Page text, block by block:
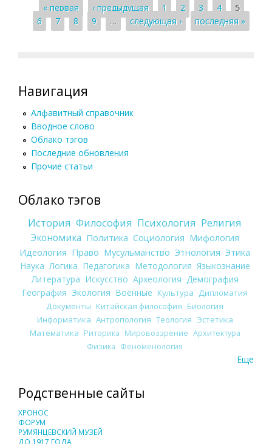
Страницы
« первая ‹ предыдущая 1 2 3 4
5
6
7 8 9 … следующая › последняя »
Навигация
Алфавитный справочник
Вводное слово
Облако тэгов
Последние обновления
Прочие статьи
Облако тэгов
История Философия Психология Религия
Экономика Политика Социология Мифология
Идеология Право Мусульманство Этнология Этика
Наука Логика Педагогика Методология Языкознание
Литература Искусство Археология Демография
География Экология Военные Культура
Дипломатия
Документы Китайская философия Биология
Информатика Антропология Теология Эстетика
Математика Риторика Мировоззрение Архитектура
Физика Феноменология
Еще
Родственные сайты
ХРОНОС
ФОРУМ
РУМЯНЦЕВСКИЙ МУЗЕЙ
ДО 1917 ГОДА